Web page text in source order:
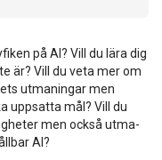
på AI? Vill du lära dig
är? Vill du veta mer om
ut­ma­ning­ar men
upp­sat­ta mål? Vill du
men också ut­ma­
AI?